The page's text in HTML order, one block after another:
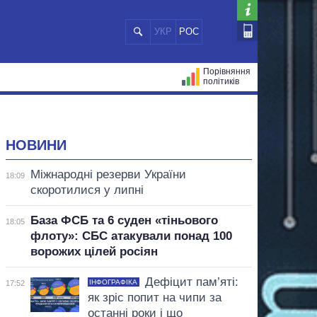
УКР РОС
Порівняння
політиків
НОВИНИ
18:09
Міжнародні резерви України
скоротилися у липні
18:05
База ФСБ та 6 суден «тіньового
флоту»: СБС атакували понад 100
ворожих цілей росіян
17:52 ІНФОГРАФІКА
Дефіцит пам’яті:
як зріс попит на чипи за
останні роки і що